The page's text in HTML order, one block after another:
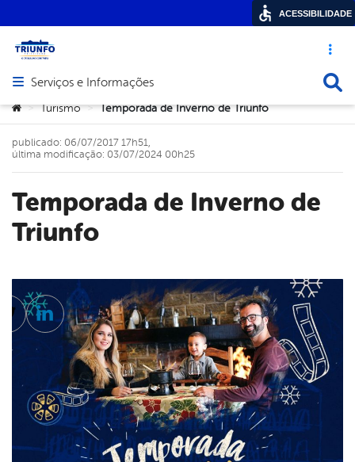
Acesso
Abrir menu principal de navegação
Serviços e Informações
Você está aqui:
> Turismo > Temporada de Inverno de Triunfo
Temporada de Inverno de
Triunfo
publicado: 06/07/2017 17h51,
última modificação: 03/07/2024 00h25
Twitter
Linkedin
ACESSIBILIDADE